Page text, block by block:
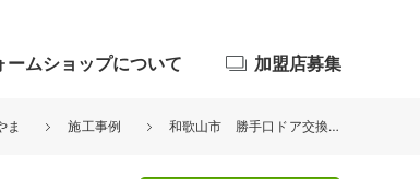
ームショップについて 加盟店募集
ま 施工事例 和歌山市 勝手口ドア交換リフォーム